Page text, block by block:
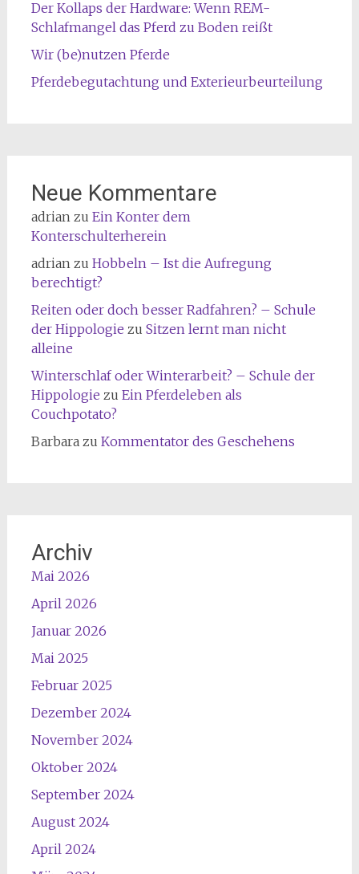
Der Kollaps der Hardware: Wenn REM-
Schlafmangel das Pferd zu Boden reißt
Wir (be)nutzen Pferde
Pferdebegutachtung und Exterieurbeurteilung
Neue Kommentare
adrianzu Ein Konter dem
Konterschulterherein
adrianzu Hobbeln – Ist die Aufregung
berechtigt?
Reiten oder doch besser Radfahren? – Schule
der Hippologie zu Sitzen lernt man nicht
alleine
Winterschlaf oder Winterarbeit? – Schule der
Hippologie zu Ein Pferdeleben als
Couchpotato?
Barbarazu Kommentator des Geschehens
Archiv
Mai 2026
April 2026
Januar 2026
Mai 2025
Februar 2025
Dezember 2024
November 2024
Oktober 2024
September 2024
August 2024
April 2024